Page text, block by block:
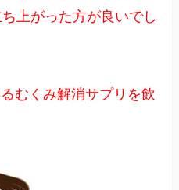
上がった方が良いでし
むくみ解消サプリを飲